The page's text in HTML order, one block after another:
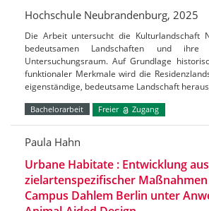
Hochschule Neubrandenburg, 2025
Die Arbeit untersucht die Kulturlandschaft
bedeutsamen Landschaften und ihre
Untersuchungsraum. Auf Grundlage
funktionaler Merkmale wird die
eigenständige, bedeutsame Landschaft
Bachelorarbeit Freier Zugang
Paula Hahn
Urbane Habitate : Entwicklung
zielartenspezifischer
Campus Dahlem Berlin unter